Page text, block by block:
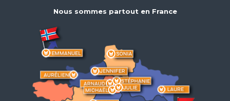
Nous sommes partout en France